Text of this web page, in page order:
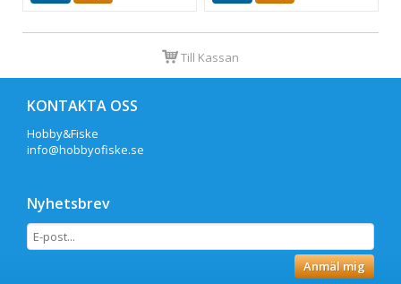
Till Kassan
KONTAKTA OSS
Hobby&Fiske
info@hobbyofiske.se
Nyhetsbrev
Anmäl mig